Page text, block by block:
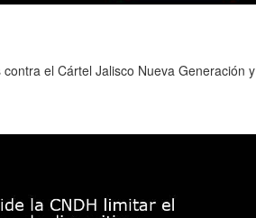
el Cártel Jalisco Nueva Generación y